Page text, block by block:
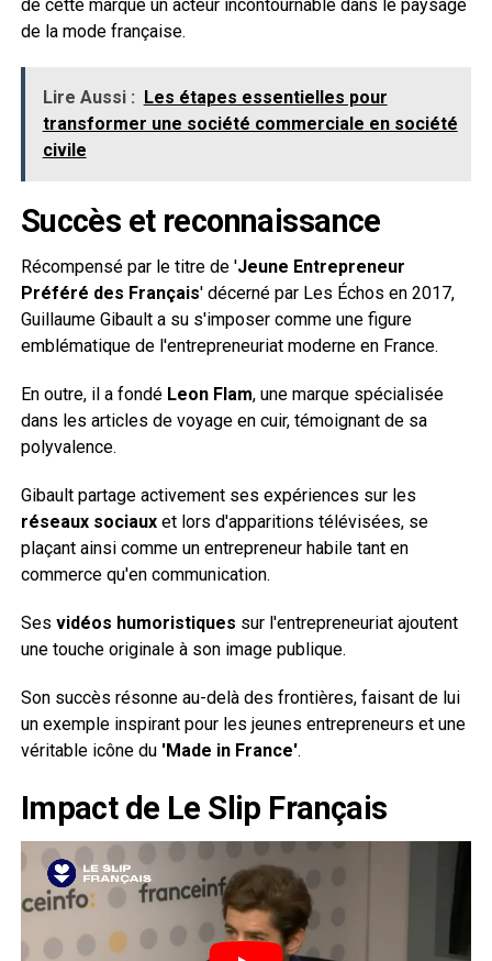
de cette marque un acteur incontournable dans le paysage
de la mode française.
Lire Aussi : Les étapes essentielles pour
transformer une société commerciale en société
civile
Succès et reconnaissance
Récompensé par le titre de 'Jeune Entrepreneur
Préféré des Français' décerné par Les Échos en 2017,
Guillaume Gibault a su s'imposer comme une figure
emblématique de l'entrepreneuriat moderne en France.
En outre, il a fondé Leon Flam, une marque spécialisée
dans les articles de voyage en cuir, témoignant de sa
polyvalence.
Gibault partage activement ses expériences sur les
réseaux sociauxet lors d'apparitions télévisées, se
plaçant ainsi comme un entrepreneur habile tant en
commerce qu'en communication.
Ses vidéos humoristiques sur l'entrepreneuriat ajoutent
une touche originale à son image publique.
Son succès résonne au-delà des frontières, faisant de lui
un exemple inspirant pour les jeunes entrepreneurs et une
véritable icône du 'Made in France'.
Impact de Le Slip Français